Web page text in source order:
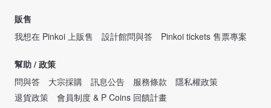
販售
我想在 Pinkoi 上販售
設計館問與答 Pinkoi tickets 售票專案
幫助 / 政策
問與答
大宗採購 訊息公告 服務條款
隱私權政策
退貨政策
會員制度 & P Coins 回饋計畫